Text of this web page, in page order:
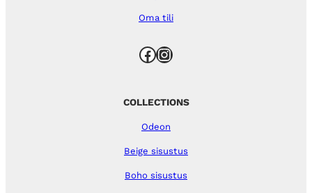
Oma tili
Facebook Instagram
COLLECTIONS
Odeon
Beige sisustus
Boho sisustus